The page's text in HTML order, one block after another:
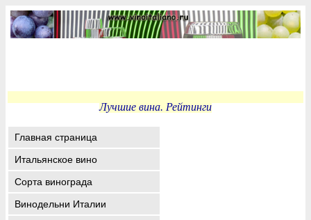
Лучшие вина. Рейтинги
Главная страница
Итальянское вино
Сорта винограда
Винодельни Италии